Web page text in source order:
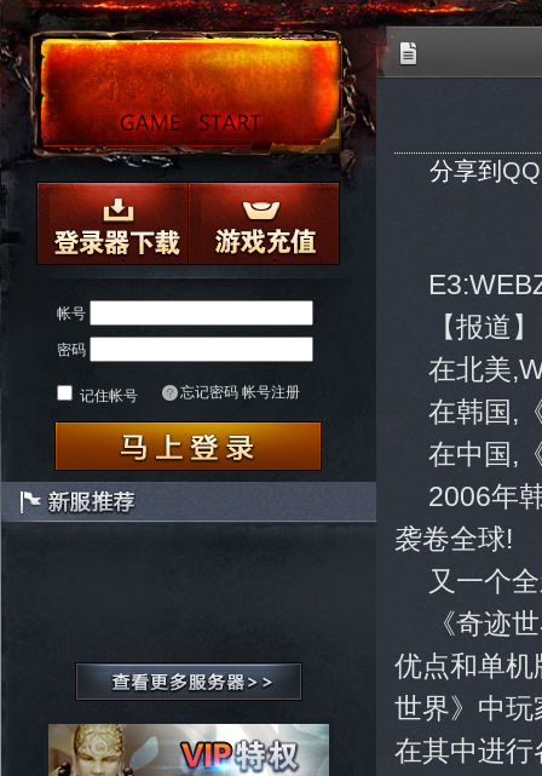
帐号
密码
记住帐号 忘记密码 帐号注册
分享到
【报道】
在北美
在韩国,
在中国,
2006年
袭卷全球!
又一个
《奇迹
优点和单
世界》中玩
在其中进